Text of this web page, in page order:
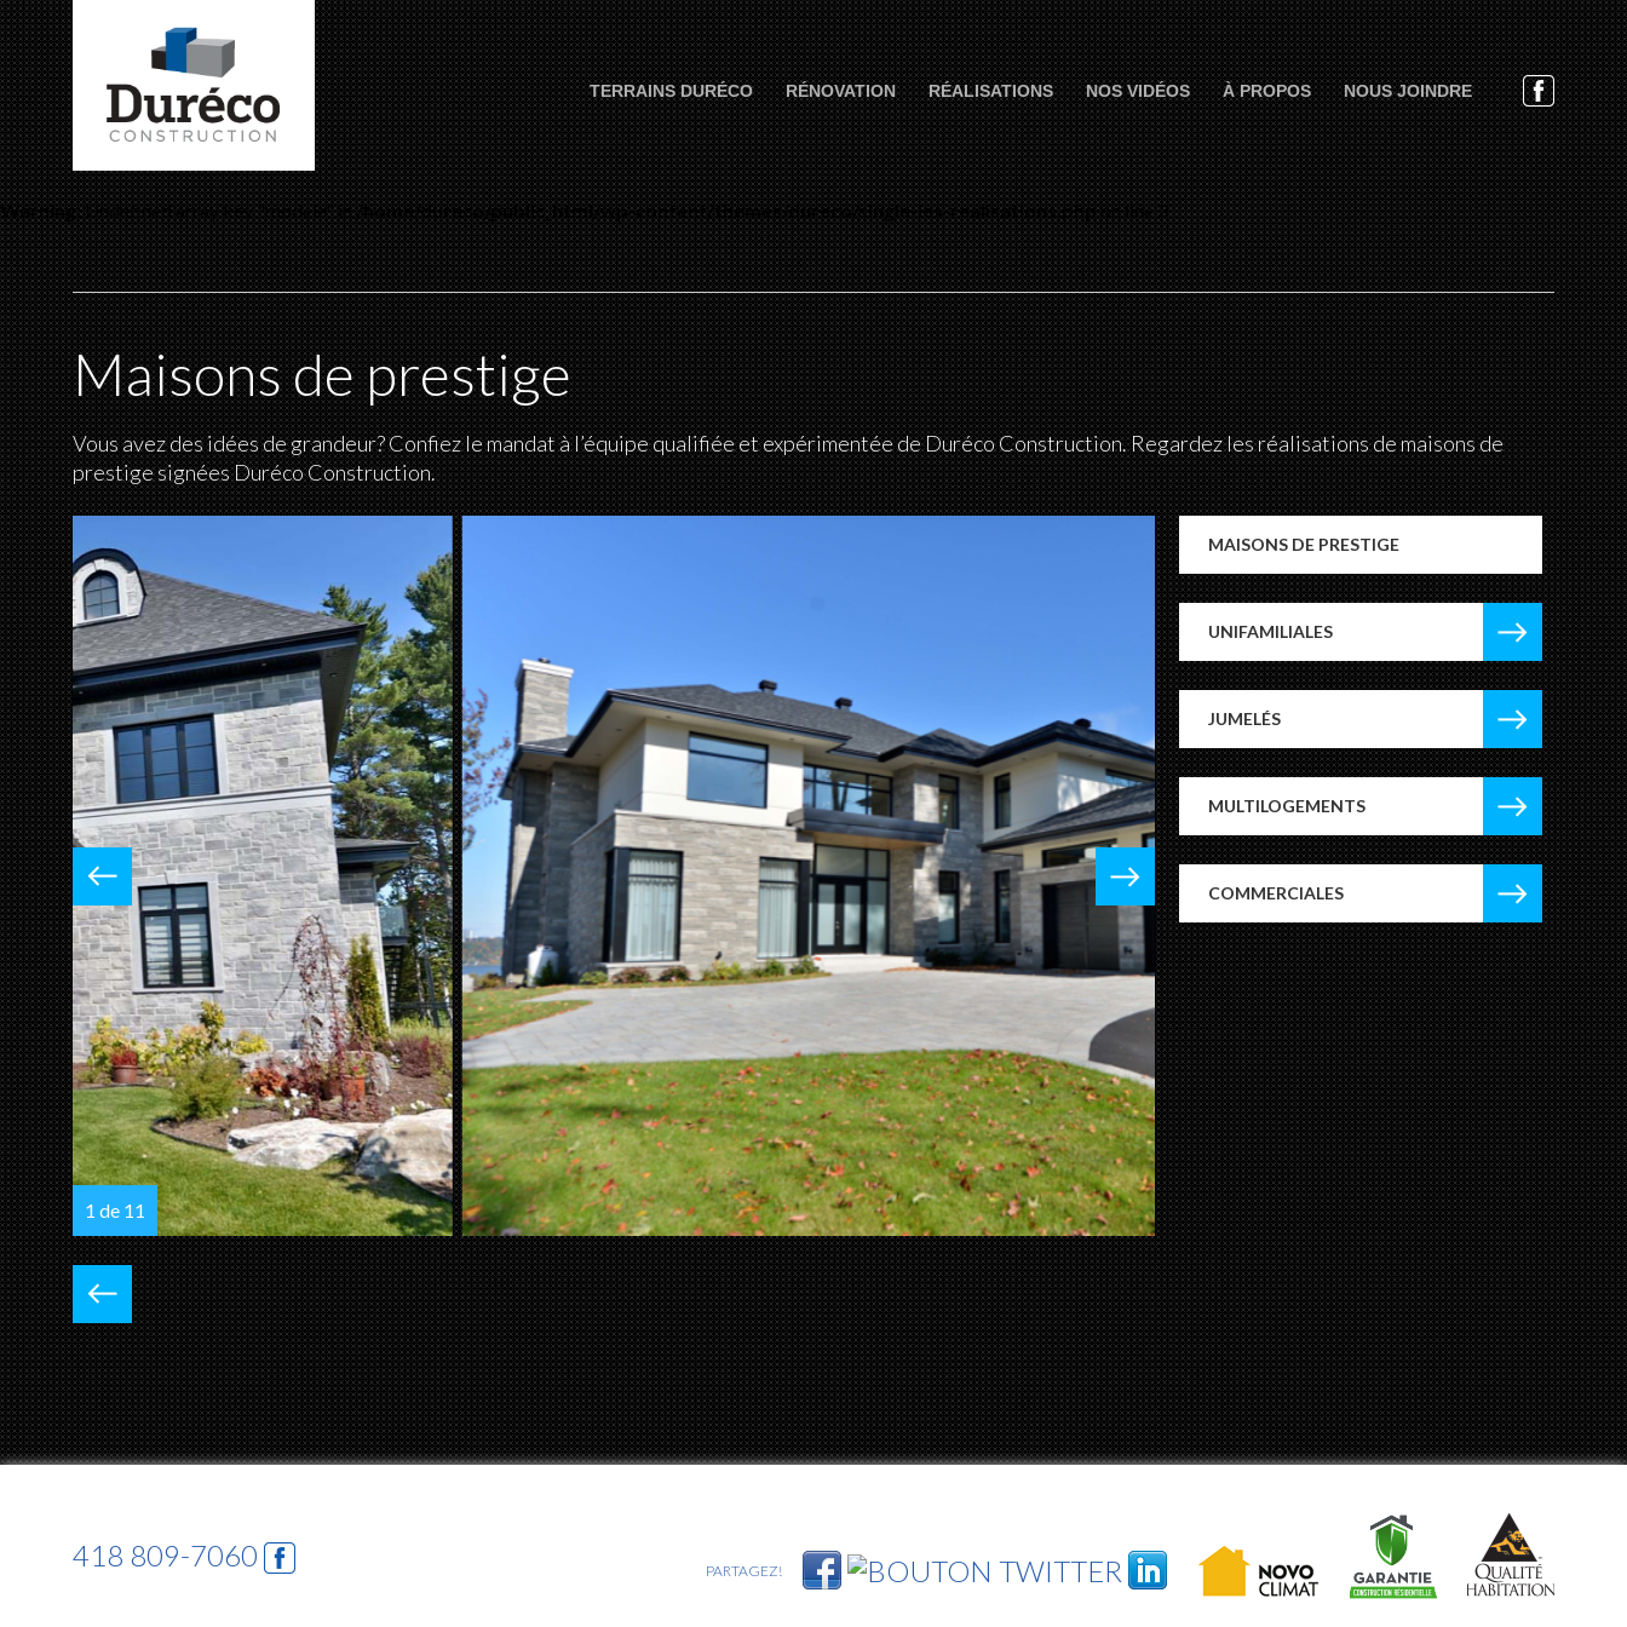
TERRAINS DURÉCO RÉNOVATION RÉALISATIONS NOS VIDÉOS À PROPOS NOUS JOINDRE
Warning: Undefined array key "modele" in/home/dureco/public_html/wp-content/themes/dureco/single-les-realisations.phpon line3
Maisons de prestige
Vous avez des idées de grandeur? Confiez le mandat à l’équipe qualifiée et expérimentée de Duréco Construction. Regardez les réalisations de maisons de
prestige signées Duréco Construction.
2 de 11
MAISONS DE PRESTIGE
UNIFAMILIALES
JUMELÉS
MULTILOGEMENTS
COMMERCIALES
418 809-7060 PARTAGEZ!